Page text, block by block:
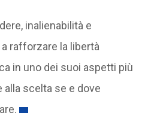
inalienabilità e
rafforzare la libertà
in uno dei suoi aspetti più
scelta se e dove